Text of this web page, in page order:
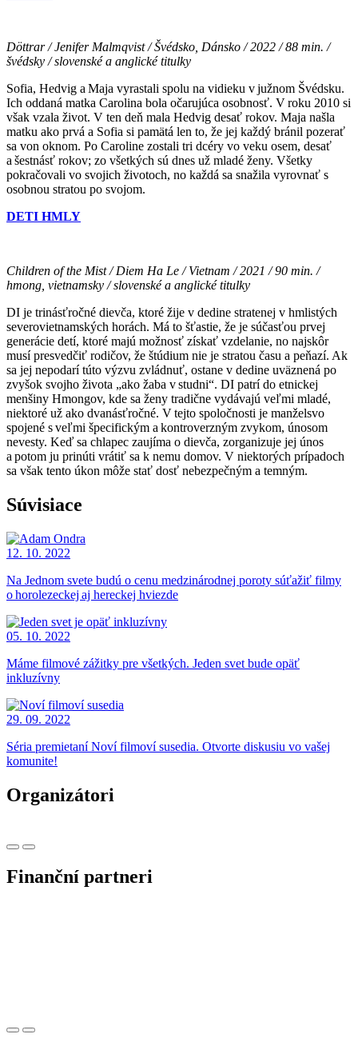
Döttrar / Jenifer Malmqvist / Švédsko, Dánsko / 2022 / 88 min. /
švédsky / slovenské a anglické titulky
Sofia, Hedvig a Maja vyrastali spolu na vidieku v južnom Švédsku.
Ich oddaná matka Carolina bola očarujúca osobnosť. V roku 2010 si
však vzala život. V ten deň mala Hedvig desať rokov. Maja našla
matku ako prvá a Sofia si pamätá len to, že jej každý bránil pozerať
sa von oknom. Po Caroline zostali tri dcéry vo veku osem, desať
a šestnásť rokov; zo všetkých sú dnes už mladé ženy. Všetky
pokračovali vo svojich životoch, no každá sa snažila vyrovnať s
osobnou stratou po svojom.
DETI HMLY
Children of the Mist / Diem Ha Le / Vietnam / 2021 / 90 min. /
hmong, vietnamsky / slovenské a anglické titulky
DI je trinásťročné dievča, ktoré žije v dedine stratenej v hmlistých
severovietnamských horách. Má to šťastie, že je súčasťou prvej
generácie detí, ktoré majú možnosť získať vzdelanie, no najskôr
musí presvedčiť rodičov, že štúdium nie je stratou času a peňazí. Ak
sa jej nepodarí túto výzvu zvládnuť, ostane v dedine uväznená po
zvyšok svojho života „ako žaba v studni“. DI patrí do etnickej
menšiny Hmongov, kde sa ženy tradične vydávajú veľmi mladé,
niektoré už ako dvanásťročné. V tejto spoločnosti je manželsvo
spojené s veľmi špecifickým a kontroverzným zvykom, únosom
nevesty. Keď sa chlapec zaujíma o dievča, zorganizuje jej únos
a potom ju prinúti vrátiť sa k nemu domov. V niektorých prípadoch
sa však tento úkon môže stať dosť nebezpečným a temným.
Súvisiace
12. 10. 2022
Na Jednom svete budú o cenu medzinárodnej poroty súťažiť filmy
o horolezeckej aj hereckej hviezde
05. 10. 2022
Máme filmové zážitky pre všetkých. Jeden svet bude opäť
inkluzívny
29. 09. 2022
Séria premietaní Noví filmoví susedia. Otvorte diskusiu vo vašej
komunite!
Organizátori
Finanční partneri